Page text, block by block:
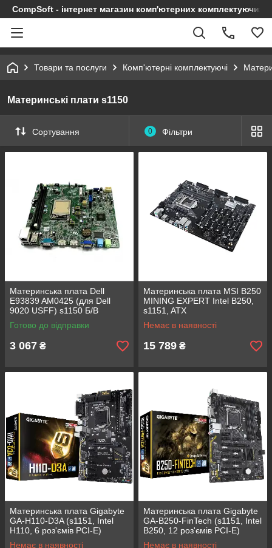
CompSoft - інтернет магазин комп'ютерних комплектуючих
Товари та послуги Комп'ютерні комплектуючі
Материнські плати s1150
Сортування 0 Фільтри
Материнська плата Dell
E93839 AM0425 (для Dell
9020 USFF) s1150 Б/В
Готово до відправки
3 067 ₴
Материнська плата MSI B250
MINING EXPERT Intel B250,
s1151, ATX
Немає в наявності
15 789 ₴
Материнська плата Gigabyte
GA-H110-D3A (s1151, Intel
H110, 6 роз'ємів PCI-E)
Немає в наявності
Материнська плата Gigabyte
GA-B250-FinTech (s1151, Intel
B250, 12 роз'ємів PCI-E)
Немає в наявності